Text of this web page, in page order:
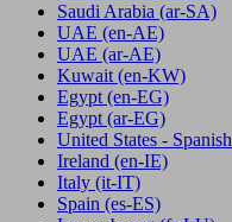
Saudi Arabia (ar-SA)
UAE (en-AE)
UAE (ar-AE)
Kuwait (en-KW)
Egypt (en-EG)
Egypt (ar-EG)
United States - Spanish
Ireland (en-IE)
Italy (it-IT)
Spain (es-ES)